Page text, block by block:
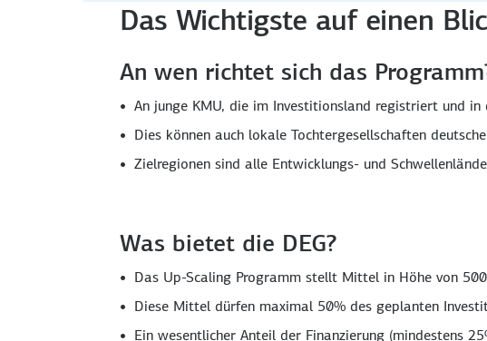
Das Wichtigste auf einen
An wen richtet sich das
An junge KMU, die im Investitionsland registriert und in
Dies können auch lokale Tochtergesellschaften
Zielregionen sind alle Entwicklungs- und
Was bietet die DEG?
Das Up-Scaling Programm stellt Mittel in Höhe von
Diese Mittel dürfen maximal 50% des geplanten
Ein wesentlicher Anteil der Finanzierung (mindestens